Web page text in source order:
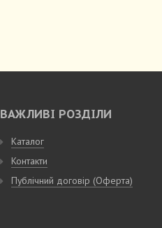
ВАЖЛИВІ РОЗДІЛИ
Каталог
Контакти
Публічний договір (Оферта)